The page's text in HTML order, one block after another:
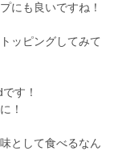
にも良いですね！
ッピングしてみて
す！
！
として食べるなん